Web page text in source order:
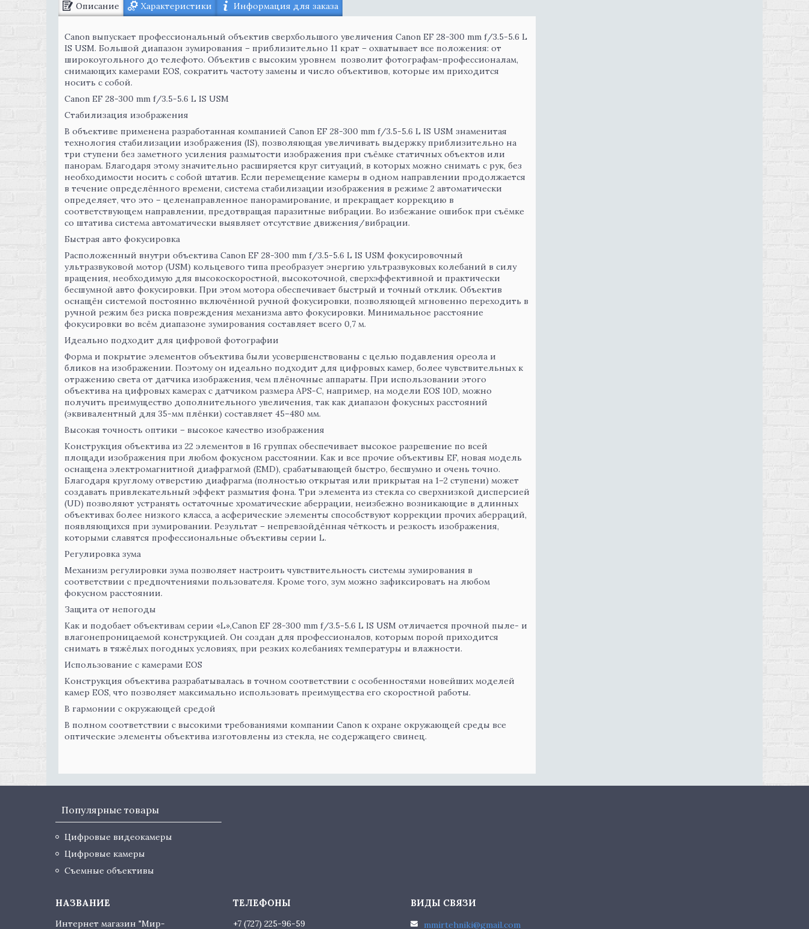
Описание Характеристики Информация для заказа
Canon выпускает профессиональный объектив сверхбольшого увеличения Canon EF 28-300 mm f/3.5-5.6 L
IS USM. Большой диапазон зумирования – приблизительно 11 крат – охватывает все положения: от
широкоугольного до телефото. Объектив с высоким уровнем позволит фотографам-профессионалам,
снимающих камерами EOS, сократить частоту замены и число объективов, которые им приходится
носить с собой.
Canon EF 28-300 mm f/3.5-5.6 L IS USM
Стабилизация изображения
В объективе применена разработанная компанией Canon EF 28-300 mm f/3.5-5.6 L IS USM знаменитая
технология стабилизации изображения (IS), позволяющая увеличивать выдержку приблизительно на
три ступени без заметного усиления размытости изображения при съёмке статичных объектов или
панорам. Благодаря этому значительно расширяется круг ситуаций, в которых можно снимать с рук, без
необходимости носить с собой штатив. Если перемещение камеры в одном направлении продолжается
в течение определённого времени, система стабилизации изображения в режиме 2 автоматически
определяет, что это – целенаправленное панорамирование, и прекращает коррекцию в
соответствующем направлении, предотвращая паразитные вибрации. Во избежание ошибок при съёмке
со штатива система автоматически выявляет отсутствие движения/вибрации.
Быстрая авто фокусировка
Расположенный внутри объектива Canon EF 28-300 mm f/3.5-5.6 L IS USM фокусировочный
ультразвуковой мотор (USM) кольцевого типа преобразует энергию ультразвуковых колебаний в силу
вращения, необходимую для высокоскоростной, высокоточной, сверхэффективной и практически
бесшумной авто фокусировки. При этом мотора обеспечивает быстрый и точный отклик. Объектив
оснащён системой постоянно включённой ручной фокусировки, позволяющей мгновенно переходить в
ручной режим без риска повреждения механизма авто фокусировки. Минимальное расстояние
фокусировки во всём диапазоне зумирования составляет всего 0,7 м.
Идеально подходит для цифровой фотографии
Форма и покрытие элементов объектива были усовершенствованы с целью подавления ореола и
бликов на изображении. Поэтому он идеально подходит для цифровых камер, более чувствительных к
отражению света от датчика изображения, чем плёночные аппараты. При использовании этого
объектива на цифровых камерах с датчиком размера APS-C, например, на модели EOS 10D, можно
получить преимущество дополнительного увеличения, так как диапазон фокусных расстояний
(эквивалентный для 35-мм плёнки) составляет 45–480 мм.
Высокая точность оптики – высокое качество изображения
Конструкция объектива из 22 элементов в 16 группах обеспечивает высокое разрешение по всей
площади изображения при любом фокусном расстоянии. Как и все прочие объективы EF, новая модель
оснащена электромагнитной диафрагмой (EMD), срабатывающей быстро, бесшумно и очень точно.
Благодаря круглому отверстию диафрагма (полностью открытая или прикрытая на 1–2 ступени) может
создавать привлекательный эффект размытия фона. Три элемента из стекла со сверхнизкой дисперсией
(UD) позволяют устранять остаточные хроматические аберрации, неизбежно возникающие в длинных
объективах более низкого класса, а асферические элементы способствуют коррекции прочих аберраций,
появляющихся при зумировании. Результат – непревзойдённая чёткость и резкость изображения,
которыми славятся профессиональные объективы серии L.
Регулировка зума
Механизм регулировки зума позволяет настроить чувствительность системы зумирования в
соответствии с предпочтениями пользователя. Кроме того, зум можно зафиксировать на любом
фокусном расстоянии.
Защита от непогоды
Как и подобает объективам серии «L»,Canon EF 28-300 mm f/3.5-5.6 L IS USM отличается прочной пыле- и
влагонепроницаемой конструкцией. Он создан для профессионалов, которым порой приходится
снимать в тяжёлых погодных условиях, при резких колебаниях температуры и влажности.
Использование с камерами EOS
Конструкция объектива разрабатывалась в точном соответствии с особенностями новейших моделей
камер EOS, что позволяет максимально использовать преимущества его скоростной работы.
В гармонии с окружающей средой
В полном соответствии с высокими требованиями компании Canon к охране окружающей среды все
оптические элементы объектива изготовлены из стекла, не содержащего свинец.
Популярные товары
Цифровые видеокамеры
Цифровые камеры
Съемные объективы
Интернет магазин "Мир- +7 (727) 225-96-59 mmirtehniki@gmail.com